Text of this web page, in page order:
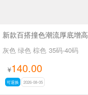
灰色 绿色 棕色 35码-40码
¥140.00
可退换 2026-08-05